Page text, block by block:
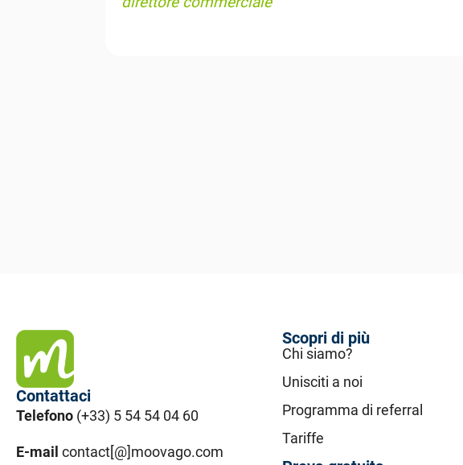
Contattaci
Telefono (+33) 5 54 54 04 60
E-mail contact[@]moovago.com
Scopri di più
Chi siamo?
Unisciti a noi
Programma di referral
Tariffe